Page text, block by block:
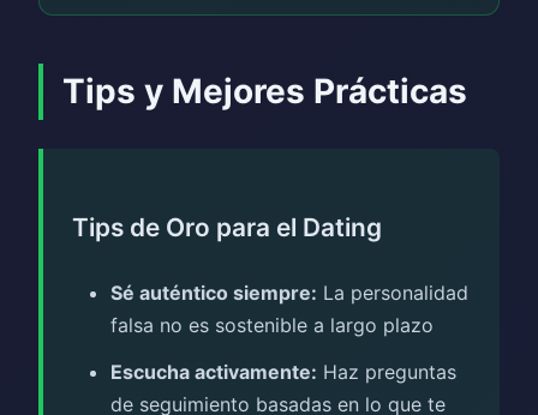
Tips y Mejores Prácticas
Tips de Oro para el Dating
Sé auténtico siempre: La personalidad
falsa no es sostenible a largo plazo
Escucha activamente: Haz preguntas
de seguimiento basadas en lo que te